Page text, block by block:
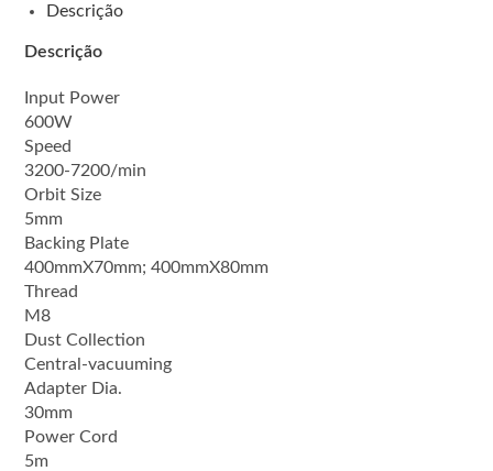
Descrição
Descrição
Input Power
600W
Speed
3200-7200/min
Orbit Size
5mm
Backing Plate
400mmX70mm; 400mmX80mm
Thread
M8
Dust Collection
Central-vacuuming
Adapter Dia.
30mm
Power Cord
5m